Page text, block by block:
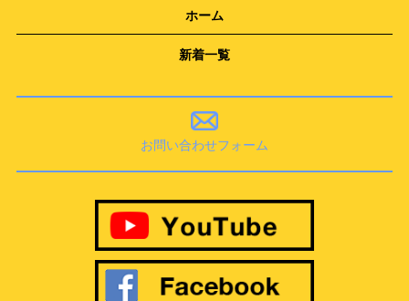
ホーム
新着一覧
お問い合わせフォーム